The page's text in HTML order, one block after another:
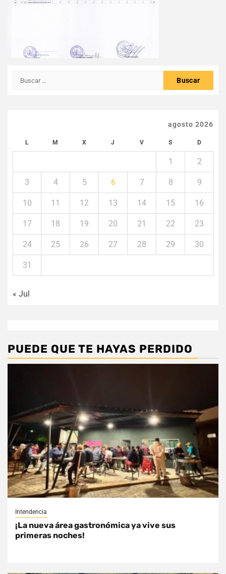
Buscar:
agosto 2026
L M X J V S D
1 2
3 4 5 6 7 8 9
10 11 12 13 14 15 16
17 18 19 20 21 22 23
24 25 26 27 28 29 30
31
« Jul
PUEDE QUE TE HAYAS PERDIDO
Intendencia
¡La nueva área gastronómica ya vive sus
primeras noches!